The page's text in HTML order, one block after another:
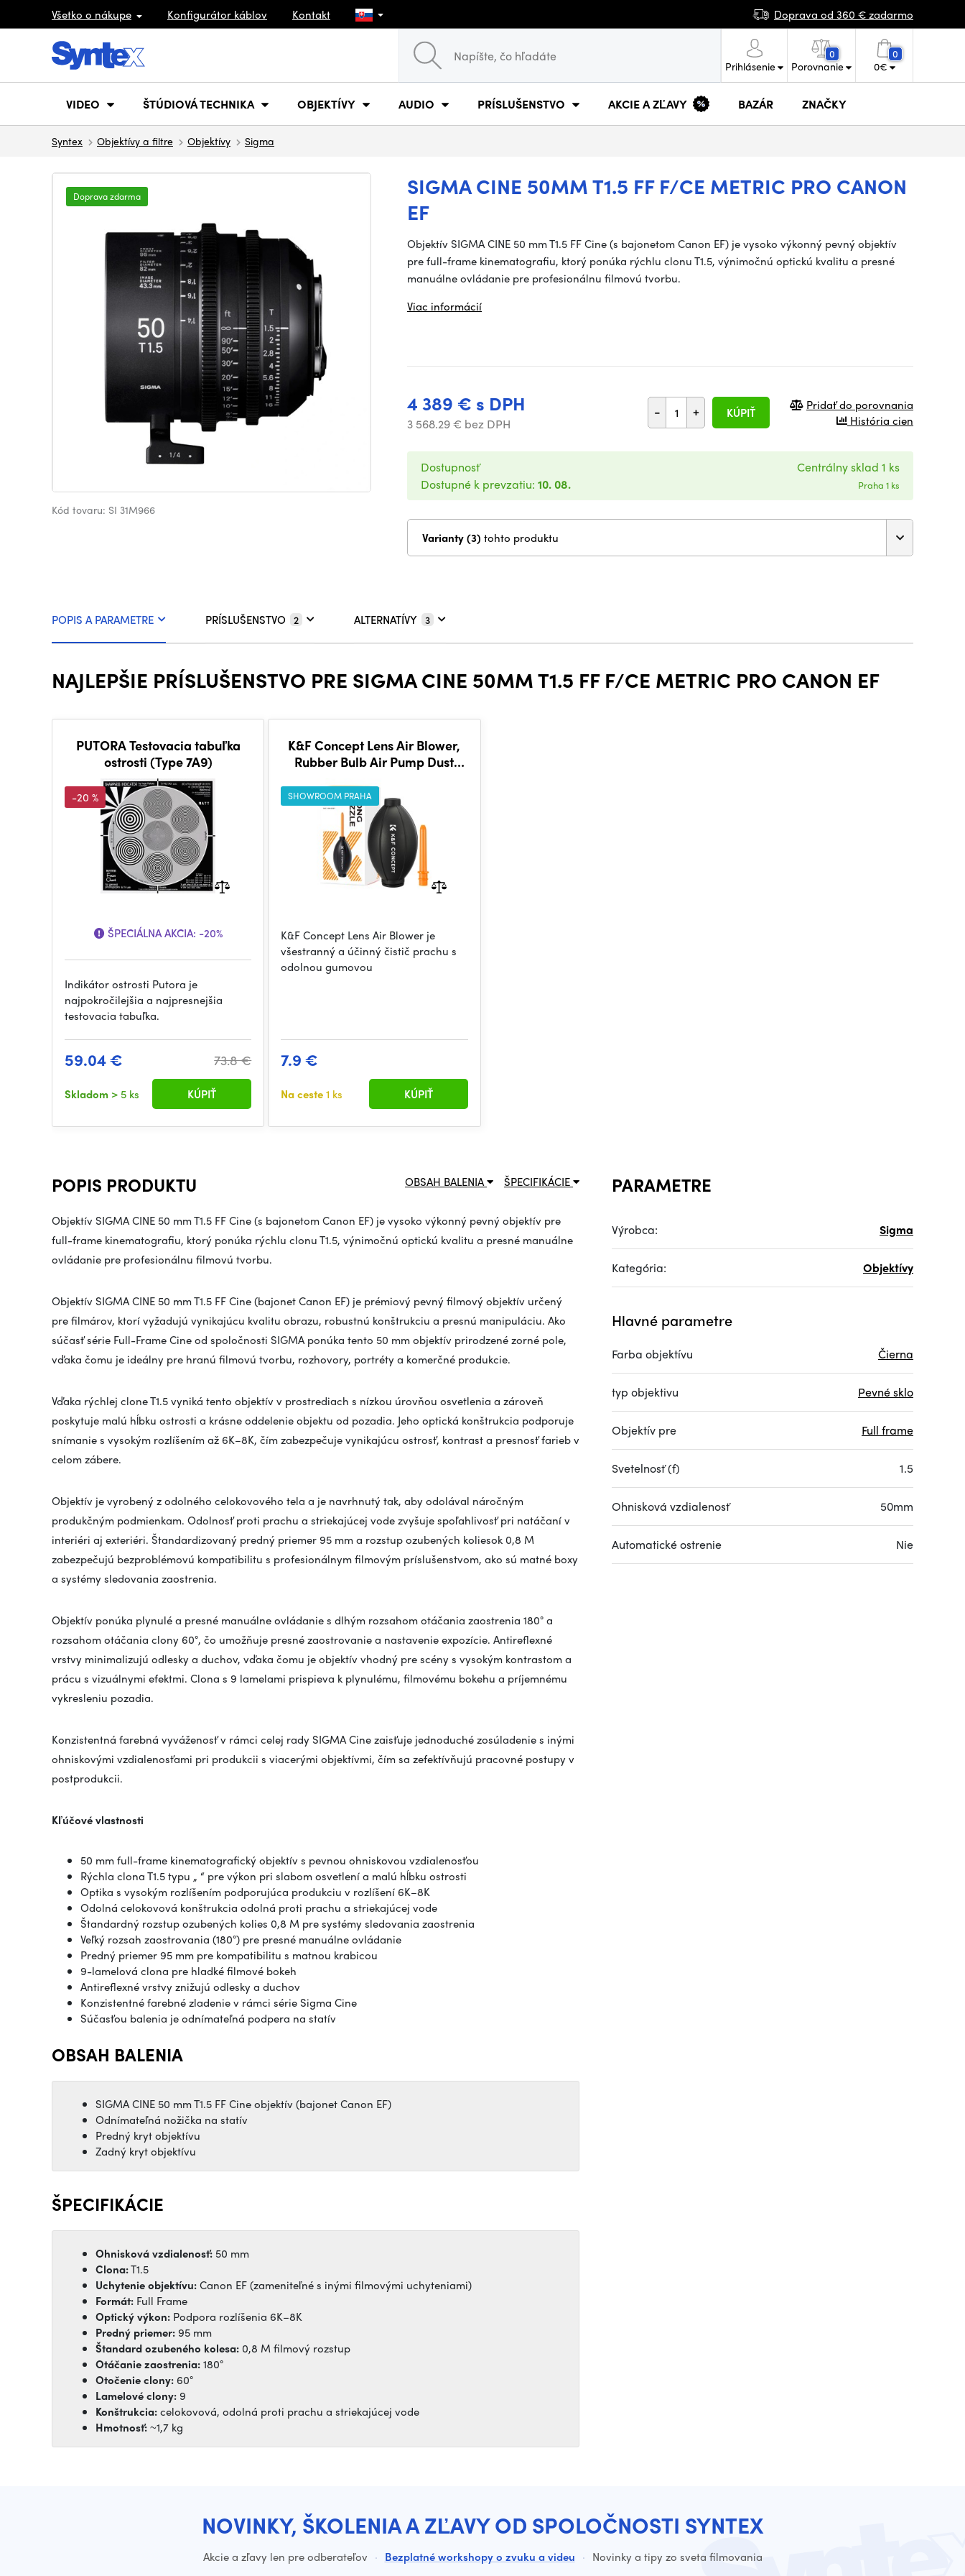
Všetko o nákupe Konfigurátor káblov Kontakt Doprava od 360 € zadarmo
Prihlásenie
0
Porovnanie
0
0€
VIDEO ŠTÚDIOVÁ TECHNIKA OBJEKTÍVY AUDIO PRÍSLUŠENSTVO AKCIE A ZĽAVY BAZÁR ZNAČKY
Syntex Objektívy a filtre Objektívy Sigma
SIGMA CINE 50MM T1.5 FF F/CE METRIC PRO CANON
EF
Doprava zdarma
Kód tovaru: SI 31M966
Objektív SIGMA CINE 50 mm T1.5 FF Cine (s bajonetom Canon EF) je vysoko výkonný pevný objektív
pre full-frame kinematografiu, ktorý ponúka rýchlu clonu T1.5, výnimočnú optickú kvalitu a presné
manuálne ovládanie pre profesionálnu filmovú tvorbu.
Viac informácií
4 389 € s DPH
3 568.29 € bez DPH
- + KÚPIŤ
Pridať do porovnania
História cien
Dostupnosť
Dostupné k prevzatiu: 10. 08.
Centrálny sklad 1 ks
Praha 1 ks
Varianty (3) tohto produktu
POPIS A PARAMETRE PRÍSLUŠENSTVO 2 ALTERNATÍVY 3
NAJLEPŠIE PRÍSLUŠENSTVO PRE SIGMA CINE 50MM T1.5 FF F/CE METRIC PRO CANON EF
PUTORA Testovacia tabuľka
ostrosti (Type 7A9)
-20 %
ŠPECIÁLNA AKCIA: -20%
Indikátor ostrosti Putora je
najpokročilejšia a najpresnejšia
testovacia tabuľka.
59.04 € 73.8 €
Skladom > 5 ks KÚPIŤ
K&F Concept Lens Air Blower,
Rubber Bulb Air Pump Dust
Nozzle for Cell
SHOWROOM PRAHA
K&F Concept Lens Air Blower je
všestranný a účinný čistič prachu s
odolnou gumovou
7.9 €
Na ceste1 ks KÚPIŤ
ŠPECIFIKÁCIE
OBSAH BALENIA
POPIS PRODUKTU
Objektív SIGMA CINE 50 mm T1.5 FF Cine (s bajonetom Canon EF) je vysoko výkonný pevný objektív pre
full-frame kinematografiu, ktorý ponúka rýchlu clonu T1.5, výnimočnú optickú kvalitu a presné manuálne
ovládanie pre profesionálnu filmovú tvorbu.
Objektív SIGMA CINE 50 mm T1.5 FF Cine (bajonet Canon EF) je prémiový pevný filmový objektív určený
pre filmárov, ktorí vyžadujú vynikajúcu kvalitu obrazu, robustnú konštrukciu a presnú manipuláciu. Ako
súčasť série Full-Frame Cine od spoločnosti SIGMA ponúka tento 50 mm objektív prirodzené zorné pole,
vďaka čomu je ideálny pre hranú filmovú tvorbu, rozhovory, portréty a komerčné produkcie.
Vďaka rýchlej clone T1.5 vyniká tento objektív v prostrediach s nízkou úrovňou osvetlenia a zároveň
poskytuje malú hĺbku ostrosti a krásne oddelenie objektu od pozadia. Jeho optická konštrukcia podporuje
snímanie s vysokým rozlíšením až 6K–8K, čím zabezpečuje vynikajúcu ostrosť, kontrast a presnosť farieb v
celom zábere.
Objektív je vyrobený z odolného celokovového tela a je navrhnutý tak, aby odolával náročným
produkčným podmienkam. Odolnosť proti prachu a striekajúcej vode zvyšuje spoľahlivosť pri natáčaní v
interiéri aj exteriéri. Štandardizovaný predný priemer 95 mm a rozstup ozubených koliesok 0,8 M
zabezpečujú bezproblémovú kompatibilitu s profesionálnym filmovým príslušenstvom, ako sú matné boxy
a systémy sledovania zaostrenia.
Objektív ponúka plynulé a presné manuálne ovládanie s dlhým rozsahom otáčania zaostrenia 180° a
rozsahom otáčania clony 60°, čo umožňuje presné zaostrovanie a nastavenie expozície. Antireflexné
vrstvy minimalizujú odlesky a duchov, vďaka čomu je objektív vhodný pre scény s vysokým kontrastom a
prácu s vizuálnymi efektmi. Clona s 9 lamelami prispieva k plynulému, filmovému bokehu a príjemnému
vykresleniu pozadia.
Konzistentná farebná vyváženosť v rámci celej rady SIGMA Cine zaisťuje jednoduché zosúladenie s inými
ohniskovými vzdialenosťami pri produkcii s viacerými objektívmi, čím sa zefektívňujú pracovné postupy v
postprodukcii.
Kľúčové vlastnosti
50 mm full-frame kinematografický objektív s pevnou ohniskovou vzdialenosťou
Rýchla clona T1.5 typu „ “ pre výkon pri slabom osvetlení a malú hĺbku ostrosti
Optika s vysokým rozlíšením podporujúca produkciu v rozlíšení 6K–8K
Odolná celokovová konštrukcia odolná proti prachu a striekajúcej vode
Štandardný rozstup ozubených kolies 0,8 M pre systémy sledovania zaostrenia
Veľký rozsah zaostrovania (180°) pre presné manuálne ovládanie
Predný priemer 95 mm pre kompatibilitu s matnou krabicou
9-lamelová clona pre hladké filmové bokeh
Antireflexné vrstvy znižujú odlesky a duchov
Konzistentné farebné zladenie v rámci série Sigma Cine
Súčasťou balenia je odnímateľná podpera na statív
OBSAH BALENIA
SIGMA CINE 50 mm T1.5 FF Cine objektív (bajonet Canon EF)
Odnímateľná nožička na statív
Predný kryt objektívu
Zadný kryt objektívu
ŠPECIFIKÁCIE
Ohnisková vzdialenosť: 50 mm
Clona:T1.5
Uchytenie objektívu:Canon EF (zameniteľné s inými filmovými uchyteniami)
Formát: Full Frame
Optický výkon: Podpora rozlíšenia 6K–8K
Predný priemer:95 mm
Štandard ozubeného kolesa: 0,8 M filmový rozstup
Otáčanie zaostrenia:180°
Otočenie clony:60°
Lamelové clony:9
Konštrukcia:celokovová, odolná proti prachu a striekajúcej vode
Hmotnosť:~1,7 kg
PARAMETRE
Výrobca: Sigma
Kategória: Objektívy
Hlavné parametre
Farba objektívu Čierna
typ objektivu Pevné sklo
Objektív pre Full frame
Svetelnosť (f) 1.5
Ohnisková vzdialenosť 50mm
Automatické ostrenie Nie
NOVINKY, ŠKOLENIA A ZĽAVY OD SPOLOČNOSTI SYNTEX
Akcie a zľavy len pre odberateľov · Bezplatné workshopy o zvuku a videu · Novinky a tipy zo sveta filmovania